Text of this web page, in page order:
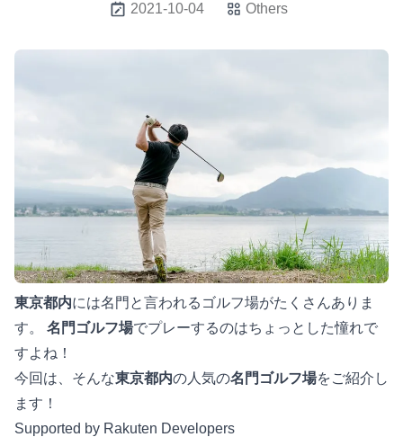
2021-10-04 Others
東京都内には名門と言われるゴルフ場がたくさんありま
す。 名門ゴルフ場でプレーするのはちょっとした憧れで
すよね！
今回は、そんな東京都内の人気の名門ゴルフ場をご紹介し
ます！
Supported by Rakuten Developers